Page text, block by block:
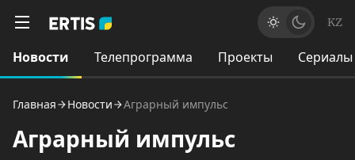
KZ
Новости Телепрограмма Проекты Сериалы
Главная Новости Аграрный импульс
Аграрный импульс